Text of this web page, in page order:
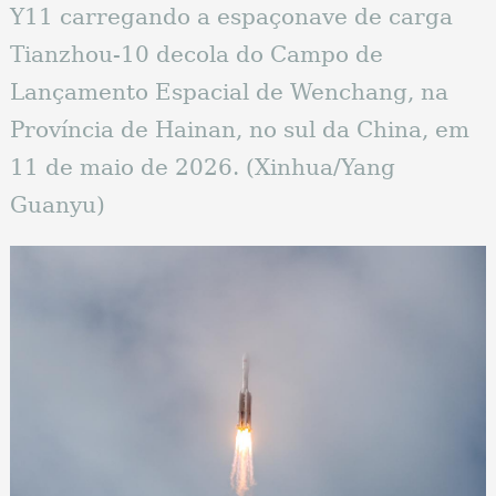
Y11 carregando a espaçonave de carga
Tianzhou-10 decola do Campo de
Lançamento Espacial de Wenchang, na
Província de Hainan, no sul da China, em
11 de maio de 2026. (Xinhua/Yang
Guanyu)